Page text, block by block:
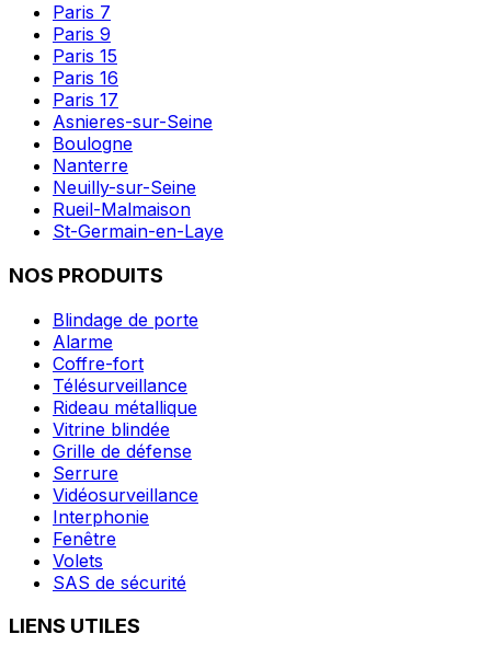
Paris 7
Paris 9
Paris 15
Paris 16
Paris 17
Asnieres-sur-Seine
Boulogne
Nanterre
Neuilly-sur-Seine
Rueil-Malmaison
St-Germain-en-Laye
NOS PRODUITS
Blindage de porte
Alarme
Coffre-fort
Télésurveillance
Rideau métallique
Vitrine blindée
Grille de défense
Serrure
Vidéosurveillance
Interphonie
Fenêtre
Volets
SAS de sécurité
LIENS UTILES